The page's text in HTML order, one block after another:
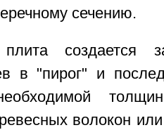
сечению.
плита создается
в "пирог" и
волокон